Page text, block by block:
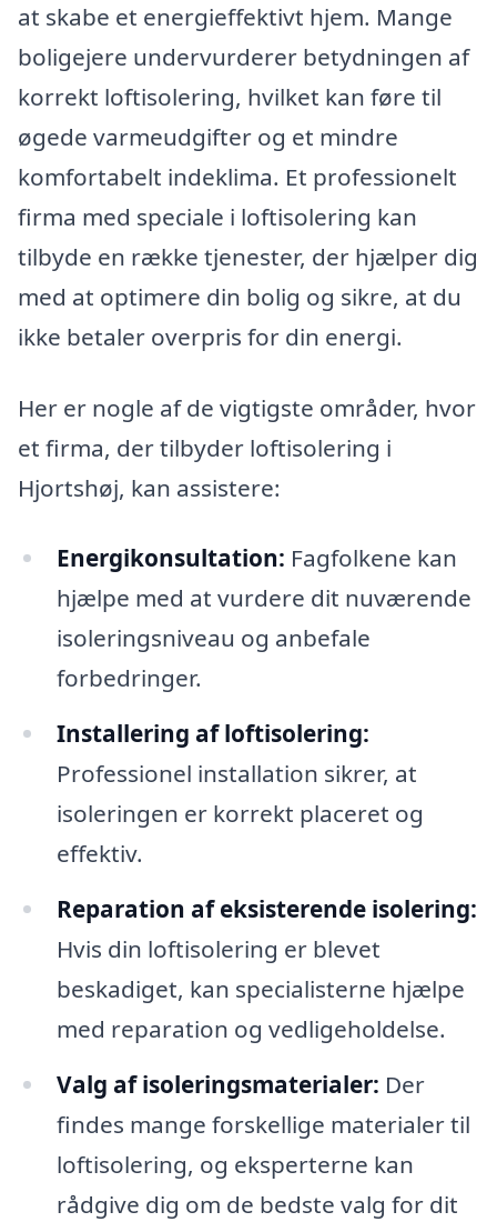
at skabe et energieffektivt hjem. Mange
boligejere undervurderer betydningen af
korrekt loftisolering, hvilket kan føre til
øgede varmeudgifter og et mindre
komfortabelt indeklima. Et professionelt
firma med speciale i loftisolering kan
tilbyde en række tjenester, der hjælper dig
med at optimere din bolig og sikre, at du
ikke betaler overpris for din energi.
Her er nogle af de vigtigste områder, hvor
et firma, der tilbyder loftisolering i
Hjortshøj, kan assistere:
Energikonsultation: Fagfolkene kan
hjælpe med at vurdere dit nuværende
isoleringsniveau og anbefale
forbedringer.
Installering af loftisolering:
Professionel installation sikrer, at
isoleringen er korrekt placeret og
effektiv.
Reparation af eksisterende isolering:
Hvis din loftisolering er blevet
beskadiget, kan specialisterne hjælpe
med reparation og vedligeholdelse.
Valg af isoleringsmaterialer: Der
findes mange forskellige materialer til
loftisolering, og eksperterne kan
rådgive dig om de bedste valg for dit